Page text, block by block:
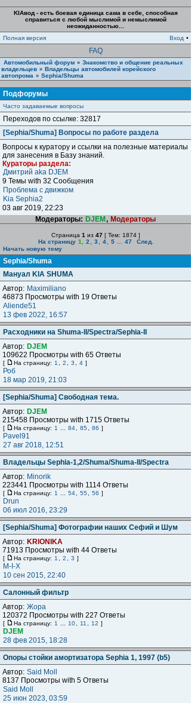
KIAвод - есть боевая единица сама в себе, способная
справиться с любой мыслимой и немыслимой
неожиданностью...
Полная версия
Вход •
FAQ
Автомобильный форум » Знакомство и общение реальных
владельцев » Владельцы автомобилей корейского
автопрома » Sephia/Shuma
Подфорумы
Часто задаваемые вопросы
Переходов по ссылке: 32817
[Sephia/Shuma] Вопросы по работе раздела
Вопросы к куратору и ссылки на полезные материалы
для занесения в Базу знаний.
Кураторы раздела:
Дмитрий aka DJEM
9 Темы with 32 Сообщения
Проблема с движком
Kia Sephia2
03 авг 2019, 22:23
Модераторы: DJEM , Модераторы
Страница 1 из 47[ Тем: 1874 ]
На страницу 1 2 3 4 5 47
След.
Начать новую тему
Sephia/Shuma
Мануал KIA SHUMA
Автор: Maximiliano
46873 Просмотры with 19 Ответы
Aliende51
13 фев 2022, 16:57
Расходники на Shuma-II/Spectra/Sephia-II
Автор: DJEM
109622 Просмотры with 65 Ответы
[ На страницу: 1 2 3 4 ]
Роб
18 мар 2019, 21:03
[Sephia/Shuma] Свободная тема.
Автор: DJEM
215458 Просмотры with 1715 Ответы
[ На страницу: 1 84 85 86 ]
Pavel91
27 авг 2018, 12:51
Владельцы Sephia-1,2/Shuma/Shuma-II/Spectra
Автор: Minorik
223441 Просмотры with 1114 Ответы
[ На страницу: 1 54 55 56 ]
Drun
06 июл 2016, 23:29
[Sephia/Shuma] Фотографии наших Сефий и Шум
Автор: KRIONIKA
71913 Просмотры with 44 Ответы
[ На страницу: 1 2 3 ]
M-I-X
10 сен 2015, 22:40
Салонный фильтр
Автор: Жора
120372 Просмотры with 227 Ответы
[ На страницу: 1 10 11 12 ]
DJEM
28 фев 2015, 18:28
Опоры стойки амортизатора Sephia 1, 1997 (b5)
Автор: Said Moll
8137 Просмотры with 5 Ответы
Said Moll
25 июн 2023, 03:59